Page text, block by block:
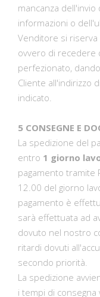
mancanza
informazioni o
Venditore si
ovvero di recedere
perfezionato,
Cliente all'indirizzo
indicato.
5 CONSEGNE E
La spedizione del
entro 1 giorno
pagamento tramite
12.00 del giorno
pagamento è
sarà effettuata ad
dovuto nel nostro
ritardi dovuti
secondo priorità.
La spedizione
i tempi di